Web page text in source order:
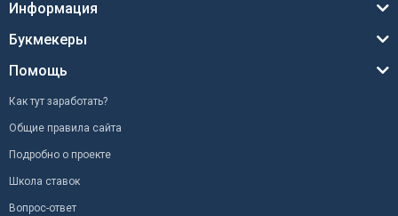
Информация
Букмекеры
Помощь
Как тут заработать?
Общие правила сайта
Подробно о проекте
Школа ставок
Вопрос-ответ